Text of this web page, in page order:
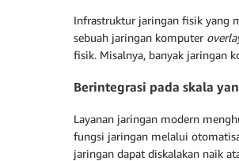
Infrastruktur jaringan fisik yang
sebuah jaringan komputer
fisik. Misalnya, banyak jaringan
Berintegrasi pada skala
Layanan jaringan modern
fungsi jaringan melalui
jaringan dapat diskalakan naik